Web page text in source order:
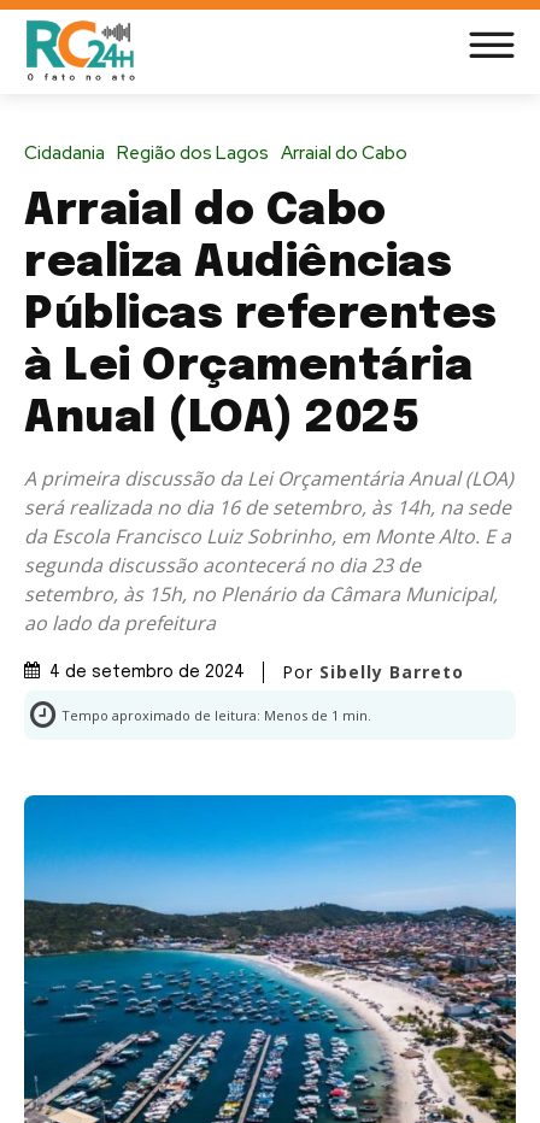
Cidadania Região dos Lagos Arraial do Cabo
Arraial do Cabo
realiza Audiências
Públicas referentes
à Lei Orçamentária
Anual (LOA) 2025
A primeira discussão da Lei Orçamentária Anual (LOA)
será realizada no dia 16 de setembro, às 14h, na sede
da Escola Francisco Luiz Sobrinho, em Monte Alto. E a
segunda discussão acontecerá no dia 23 de
setembro, às 15h, no Plenário da Câmara Municipal,
ao lado da prefeitura
4 de setembro de 2024 Por Sibelly Barreto
Tempo aproximado de leitura: Menos de 1 min.